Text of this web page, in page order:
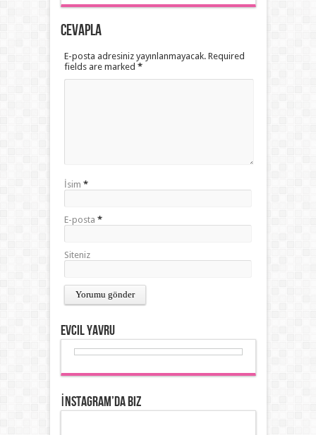
Cevapla
E-posta adresiniz yayınlanmayacak. Required
fields are marked *
İsim *
E-posta *
Siteniz
Evcil Yavru
İnstagram’da Biz